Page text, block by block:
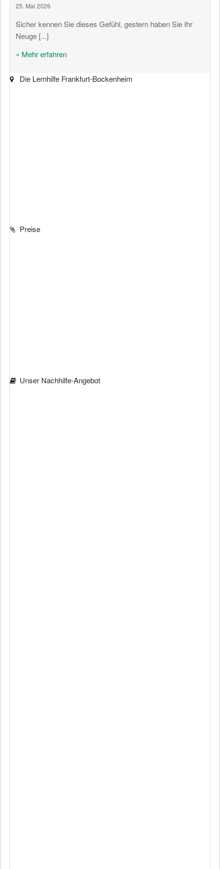
25. Mai 2026
Sicher kennen Sie dieses Gefühl, gestern haben Sie Ihr
Neuge [...]
» Mehr erfahren
Die Lernhilfe Frankfurt-Bockenheim
Preise
Unser Nachhilfe-Angebot